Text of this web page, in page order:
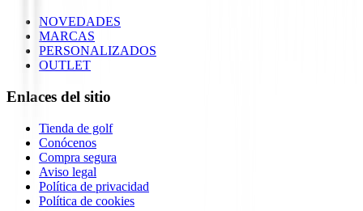
NOVEDADES
MARCAS
PERSONALIZADOS
OUTLET
Enlaces del sitio
Tienda de golf
Conócenos
Compra segura
Aviso legal
Política de privacidad
Política de cookies